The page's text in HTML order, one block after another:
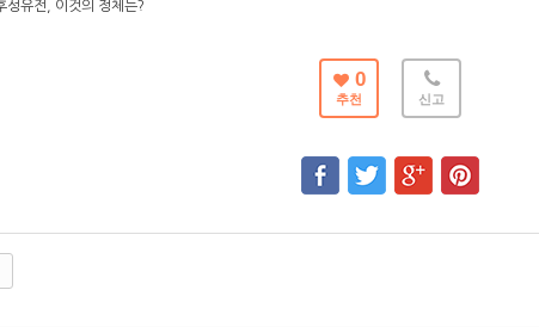
성유전, 이것의 정체는?
0
추천 신고